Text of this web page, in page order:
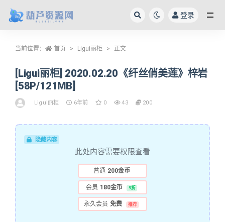
登录
当前位置： 首页 Ligui丽柜 正文
[Ligui丽柜] 2020.02.20《纤丝俏美莲》梓岩
[58P/121MB]
Ligui丽柜 6年前 0 43 200
隐藏内容
此处内容需要权限查看
普通 200金币
会员 180金币 9折
永久会员 免费 推荐